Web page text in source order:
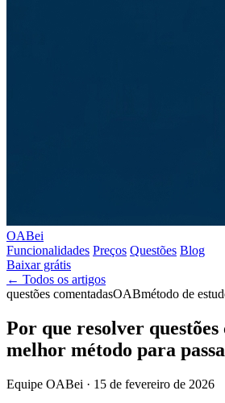
OABei
Funcionalidades Preços Questões Blog
Baixar grátis
← Todos os artigos
questões comentadasOABmétodo de
Por que resolver questões
melhor método para
Equipe OABei · 15 de fevereiro de 2026